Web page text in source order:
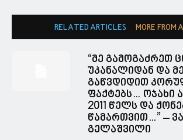
RELATED ARTICLES MORE FROM
“მე გამოგაძრეთ
უკანალიდან და მე
გაწვდიდით
ფაქტებს… ოჯახი
2011 წელს და
წამართვით…” –
გელაშვილი